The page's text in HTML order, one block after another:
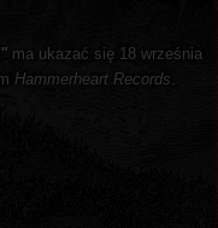
ma ukazać się 18 września
Hammerheart Records.